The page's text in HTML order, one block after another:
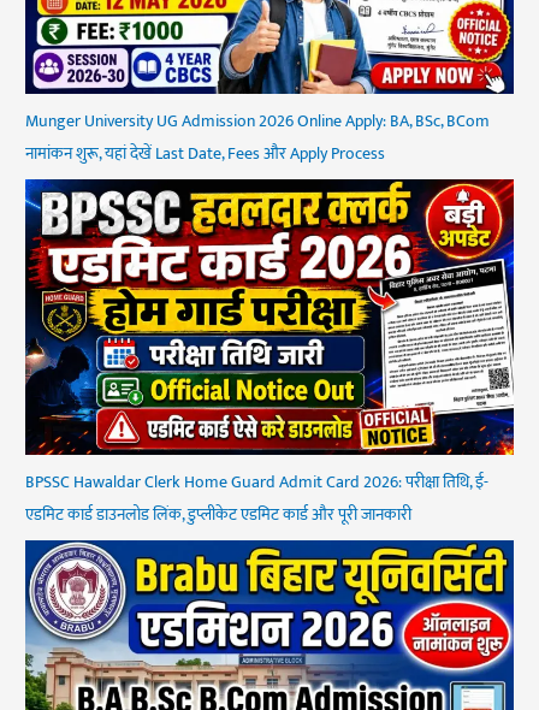
Munger University UG Admission 2026 Online Apply: BA, BSc, BCom
नामांकन शुरू, यहां देखें Last Date, Fees और Apply Process
BPSSC Hawaldar Clerk Home Guard Admit Card 2026: परीक्षा तिथि, ई-
एडमिट कार्ड डाउनलोड लिंक, डुप्लीकेट एडमिट कार्ड और पूरी जानकारी